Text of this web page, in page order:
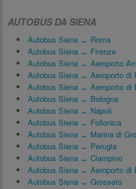
AUTOBUS DA SIENA
Autobus Siena ↔ Roma
Autobus Siena ↔ Firenze
Autobus Siena ↔ Aeroporto
Autobus Siena ↔ Aeroporto di
Autobus Siena ↔ Aeroporto di
Autobus Siena ↔ Bologna
Autobus Siena ↔ Napoli
Autobus Siena ↔ Follonica
Autobus Siena ↔ Marina di
Autobus Siena ↔ Perugia
Autobus Siena ↔ Ciampino
Autobus Siena ↔ Aeroporto di
Autobus Siena ↔ Grosseto